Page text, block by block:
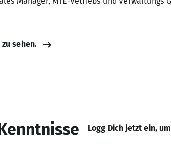
sehen.
Logg Dich jetzt ein,